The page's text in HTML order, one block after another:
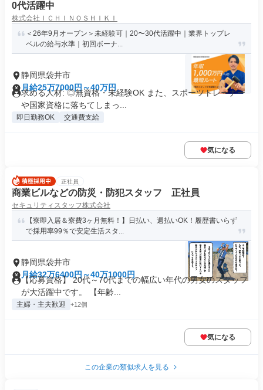
0代活躍中
株式会社ＩＣＨＩＮＯＳＨＩＫＩ
＜26年9月オープン＞未経験可｜20〜30代活躍中｜業界トップレ
ベルの給与水準｜初回ボーナ...
静岡県袋井市
月給25万7000円～40万円
求める人材: ◎無資格・未経験OK また、スポーツトレーナー
や国家資格に落ちてしまっ...
即日勤務OK 交通費支給
気になる
正社員
商業ビルなどの防災・防犯スタッフ 正社員
セキュリティスタッフ株式会社
【寮即入居＆寮費3ヶ月無料！】日払い、週払いOK！履歴書いらず
で採用率99％で安定生活スタ...
静岡県袋井市
月給32万6400円～40万1000円
【応募資格】 20代～70代までの幅広い年代の男女のスタッフ
が大活躍中です。 【年齢...
主婦・主夫歓迎 +12個
気になる
この企業の類似求人を見る